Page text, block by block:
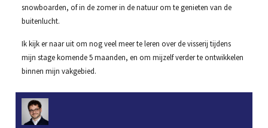
snowboarden, of in de zomer in de natuur om te genieten van de
buitenlucht.
Ik kijk er naar uit om nog veel meer te leren over de visserij tijdens
mijn stage komende 5 maanden, en om mijzelf verder te ontwikkelen
binnen mijn vakgebied.